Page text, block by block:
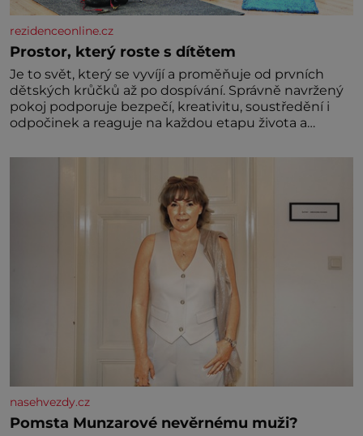
rezidenceonline.cz
Prostor, který roste s dítětem
Je to svět, který se vyvíjí a proměňuje od prvních
dětských krůčků až po dospívání. Správně navržený
pokoj podporuje bezpečí, kreativitu, soustředění i
odpočinek a reaguje na každou etapu života a
jednoduchost, měkkost a bezpečí, proto by pokoj
nasehvezdy.cz
Pomsta Munzarové nevěrnému muži?